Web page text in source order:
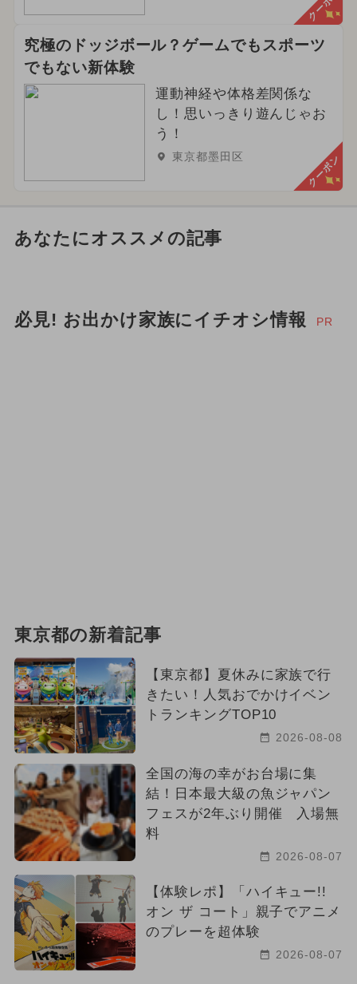
究極のドッジボール？ゲームでもスポーツ
でもない新体験
運動神経や体格差関係な
し！思いっきり遊んじゃお
う！
東京都墨田区 クーポン
あなたにオススメの記事
必見! お出かけ家族にイチオシ情報 PR
東京都の新着記事
【東京都】夏休みに家族で行
きたい！人気おでかけイベン
トランキングTOP10
2026-08-08
全国の海の幸がお台場に集
結！日本最大級の魚ジャパン
フェスが2年ぶり開催 入場無
料
2026-08-07
【体験レポ】「ハイキュー!!
オン ザ コート」親子でアニメ
のプレーを超体験
2026-08-07